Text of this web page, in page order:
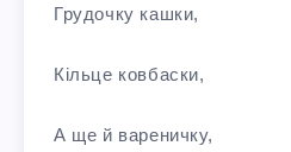
Грудочку кашки,
Кільце ковбаски,
А ще й вареничку,